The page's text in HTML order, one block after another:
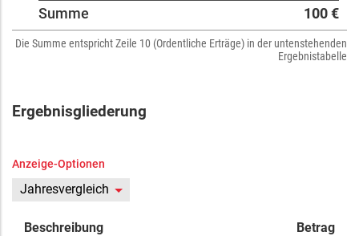
Summe 100 €
Die Summe entspricht Zeile 10 (Ordentliche Erträge) in der untenstehenden
Ergebnistabelle
Ergebnisgliederung
Anzeige-Optionen
Jahresvergleich
Beschreibung Betrag